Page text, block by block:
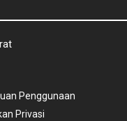
Penggunaan
Privasi